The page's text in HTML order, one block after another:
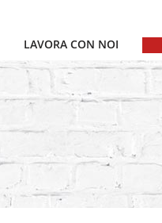
LAVORA CON NOI